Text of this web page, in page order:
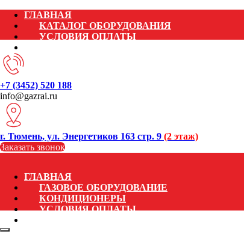
ГЛАВНАЯ
КАТАЛОГ ОБОРУДОВАНИЯ
УСЛОВИЯ ОПЛАТЫ
+7 (3452) 520 188
info@gazrai.ru
г. Тюмень, ул. Энергетиков 163 стр. 9 (2 этаж)
Заказать звонок
ГЛАВНАЯ
ГАЗОВОЕ ОБОРУДОВАНИЕ
КОНДИЦИОНЕРЫ
УСЛОВИЯ ОПЛАТЫ